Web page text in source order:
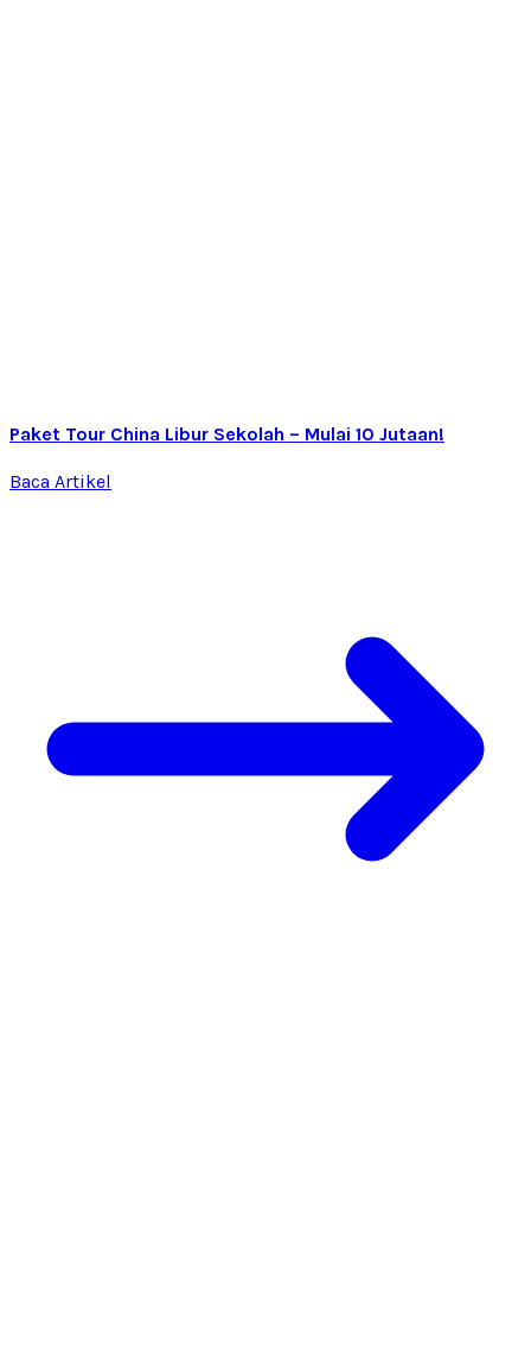
Paket Tour China Libur Sekolah – Mulai 10 Jutaan!
Baca Artikel